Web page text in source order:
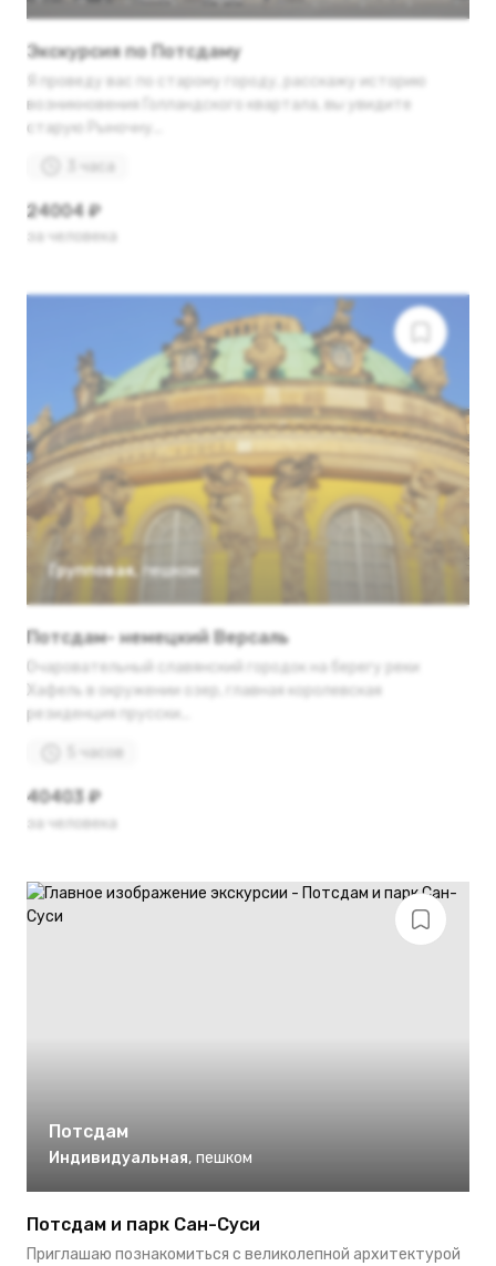
Экскурсия по Потсдаму
Я проведу вас по старому городу, расскажу историю
возникновения Голландского квартала, вы увидите
старую Рыночну...
3 часа
24004 ₽
за человека
Групповая, пешком
Потсдам- немецкий Версаль
Очаровательный славянский городок на берегу реки
Хафель в окружении озер, главная королевская
резиденция прусски...
5 часов
40403 ₽
за человека
Потсдам
Индивидуальная, пешком
Потсдам и парк Сан-Суси
Приглашаю познакомиться с великолепной архитектурой